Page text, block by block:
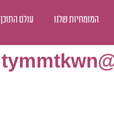
המומחיות שלנו עולם התוכן